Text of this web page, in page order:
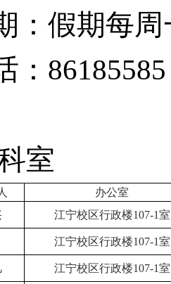
：假期每
： 86185585
室
办公室
江宁校区行政楼107-1室
江宁校区行政楼107-1室
江宁校区行政楼107-1室